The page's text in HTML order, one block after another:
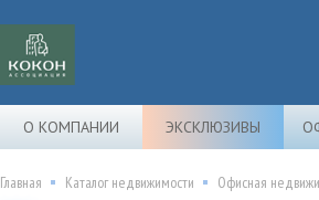
О КОМПАНИИ ЭКСКЛЮЗИВЫ
Главная Каталог недвижимости Офисная